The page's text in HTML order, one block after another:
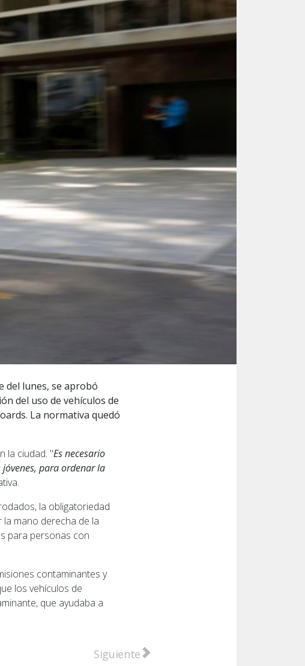
del lunes, se aprobó
del uso de vehículos de
La normativa quedó
la ciudad. "Es necesario
para ordenar la
la obligatoriedad
mano derecha de la
para personas con
contaminantes y
los vehículos de
que ayudaba a
condenado en primera instancia por el femicidio de
Artículo siguiente: Consumido por el
Siguiente